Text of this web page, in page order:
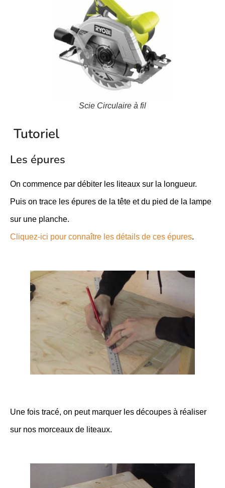
Scie Circulaire à fil
Tutoriel
Les épures
On commence par débiter les liteaux sur la longueur.
Puis on trace les épures de la tête et du pied de la lampe
sur une planche.
Cliquez-ici pour connaître les détails de ces épures.
Une fois tracé, on peut marquer les découpes à réaliser
sur nos morceaux de liteaux.